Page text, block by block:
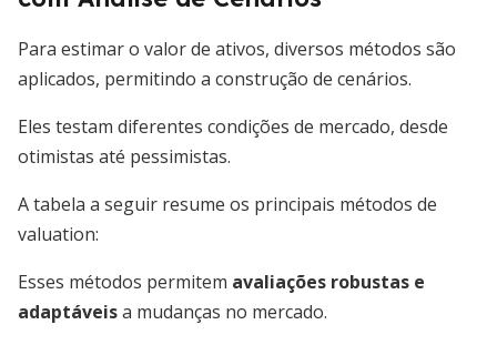
Para estimar o valor de ativos, diversos métodos são
aplicados, permitindo a construção de cenários.
Eles testam diferentes condições de mercado, desde
otimistas até pessimistas.
A tabela a seguir resume os principais métodos de
valuation:
Esses métodos permitem avaliações robustas e
adaptáveisa mudanças no mercado.